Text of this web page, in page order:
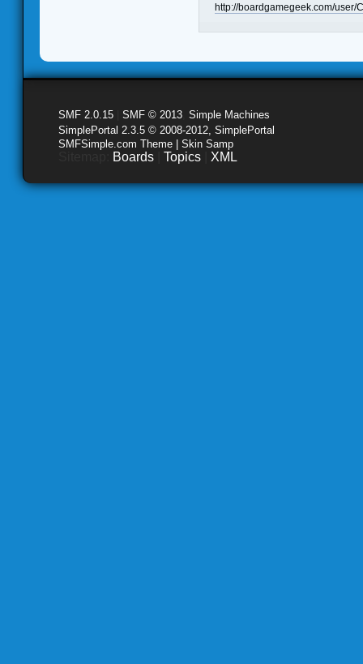
http://boardgamegeek.com/user/
SMF 2.0.15 SMF © 2013 Simple Machines
SimplePortal 2.3.5 © 2008-2012, SimplePortal
SMFSimple.com Theme | Skin Samp
Boards Topics XML